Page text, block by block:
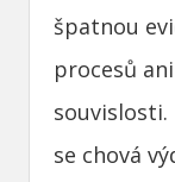
špatnou
procesů
souvislosti.
se chová